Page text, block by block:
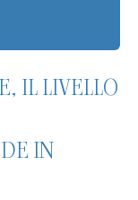
IL LIVELLO
IN